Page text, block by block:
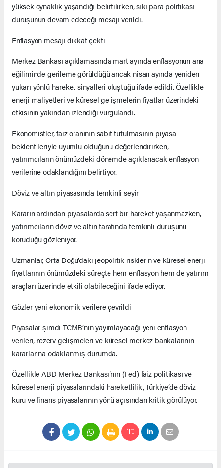
yüksek oynaklık yaşandığı belirtilirken, sıkı para politikası
duruşunun devam edeceği mesajı verildi.
Enflasyon mesajı dikkat çekti
Merkez Bankası açıklamasında mart ayında enflasyonun ana
eğiliminde gerileme görüldüğü ancak nisan ayında yeniden
yukarı yönlü hareket sinyalleri oluştuğu ifade edildi. Özellikle
enerji maliyetleri ve küresel gelişmelerin fiyatlar üzerindeki
etkisinin yakından izlendiği vurgulandı.
Ekonomistler, faiz oranının sabit tutulmasının piyasa
beklentileriyle uyumlu olduğunu değerlendirirken,
yatırımcıların önümüzdeki dönemde açıklanacak enflasyon
verilerine odaklandığını belirtiyor.
Döviz ve altın piyasasında temkinli seyir
Kararın ardından piyasalarda sert bir hareket yaşanmazken,
yatırımcıların döviz ve altın tarafında temkinli duruşunu
koruduğu gözleniyor.
Uzmanlar, Orta Doğu’daki jeopolitik risklerin ve küresel enerji
fiyatlarının önümüzdeki süreçte hem enflasyon hem de yatırım
araçları üzerinde etkili olabileceğini ifade ediyor.
Gözler yeni ekonomik verilere çevrildi
Piyasalar şimdi TCMB’nin yayımlayacağı yeni enflasyon
verileri, rezerv gelişmeleri ve küresel merkez bankalarının
kararlarına odaklanmış durumda.
Özellikle ABD Merkez Bankası’nın (Fed) faiz politikası ve
küresel enerji piyasalarındaki hareketlilik, Türkiye’de döviz
kuru ve finans piyasalarının yönü açısından kritik görülüyor.